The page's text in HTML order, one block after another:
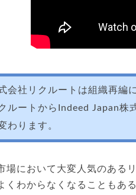
会社リクルートは組織再編
ルートからIndeed Japan株
わります。
場において大変人気のある
くわからなくなることもあ